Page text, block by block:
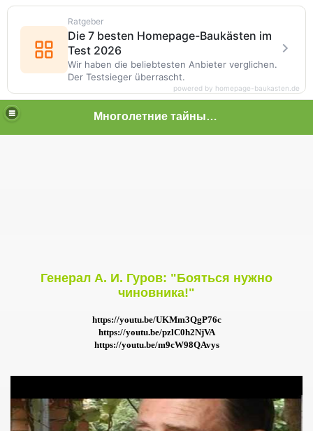
Многолетние тайные пытки граждан
Генерал А. И. Гуров: "Бояться нужно
чиновника!"
https://youtu.be/UKMm3QgP76c
https://youtu.be/pzlC0h2NjVA
https://youtu.be/m9cW98QAvys
агентов
Ratgeber
Die 7 besten Homepage-Baukästen im
Test 2026
Wir haben die beliebtesten Anbieter verglichen.
Der Testsieger überrascht.
powered by homepage-baukasten.de